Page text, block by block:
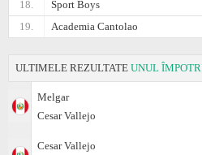
18.
Sport Boys
19.
Academia Cantolao
ULTIMELE REZULTATE UNUL
Melgar
Cesar Vallejo
Cesar Vallejo